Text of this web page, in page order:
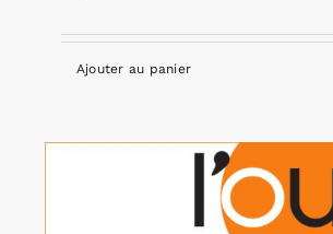
Ajouter au panier